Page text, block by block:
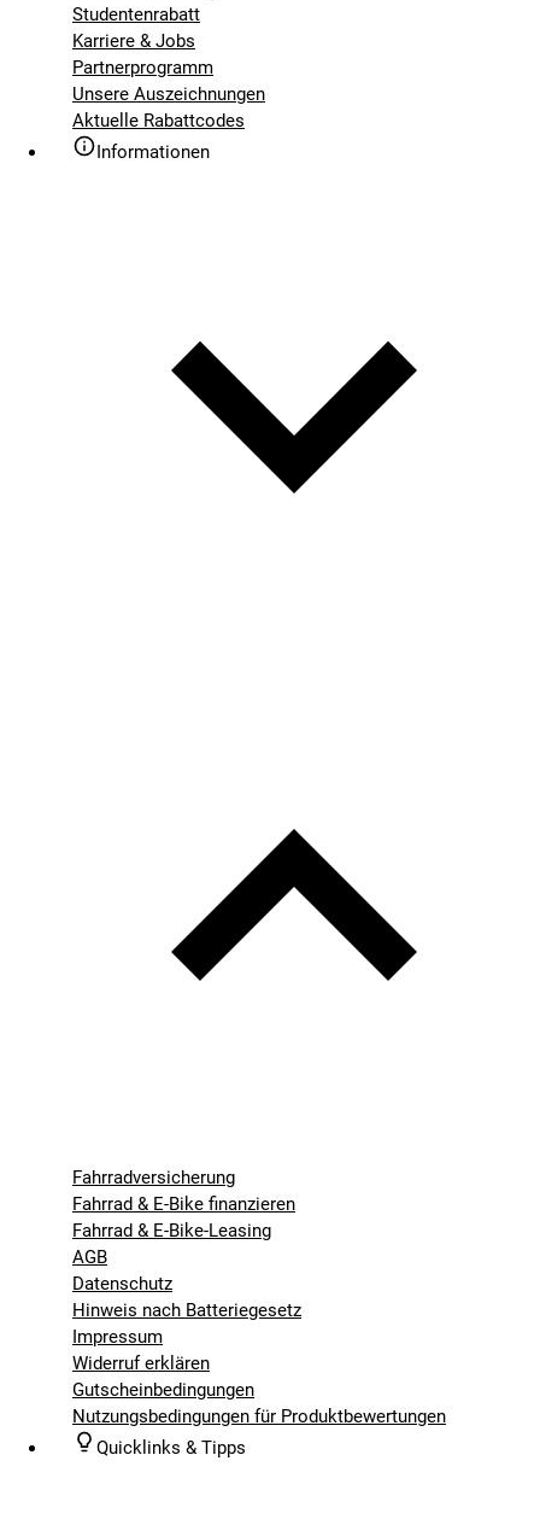
Studentenrabatt
Karriere & Jobs
Partnerprogramm
Unsere Auszeichnungen
Aktuelle Rabattcodes
Informationen
Fahrradversicherung
Fahrrad & E-Bike finanzieren
Fahrrad & E-Bike-Leasing
AGB
Datenschutz
Hinweis nach Batteriegesetz
Impressum
Widerruf erklären
Gutscheinbedingungen
Nutzungsbedingungen für Produktbewertungen
Quicklinks & Tipps